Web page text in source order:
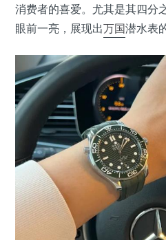
消费者的喜爱。尤其是其四分
眼前一亮，展现出万国潜水表